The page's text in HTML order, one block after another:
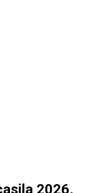
2026,